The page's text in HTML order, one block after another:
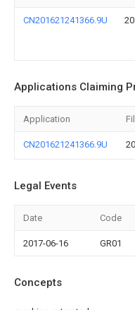
CN201621241366.9U
Applications Claiming
Application
CN201621241366.9U
Legal Events
Date Code
2017-06-16 GR01
Concepts